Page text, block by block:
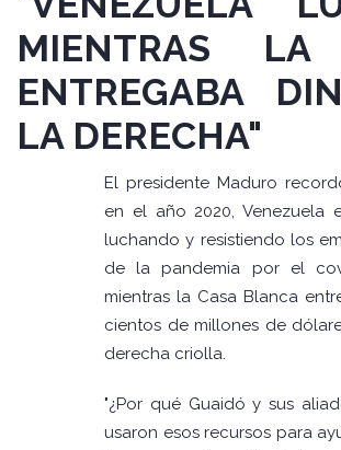
MIENTRAS LA
ENTREGABA
LA DERECHA"
El presidente Maduro
en el año 2020, Venezuela
luchando y resistiendo los
de la pandemia por el
mientras la Casa Blanca
cientos de millones de
derecha criolla.
"¿Por qué Guaidó y sus
usaron esos recursos para